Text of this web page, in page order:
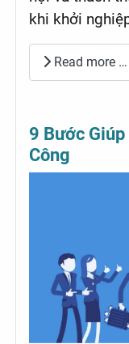
khi khởi
Read more …
9 Bước
Công